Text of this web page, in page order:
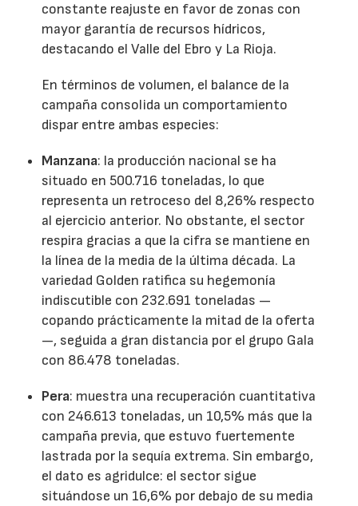
constante reajuste en favor de zonas con
mayor garantía de recursos hídricos,
destacando el Valle del Ebro y La Rioja.
En términos de volumen, el balance de la
campaña consolida un comportamiento
dispar entre ambas especies:
Manzana: la producción nacional se ha
situado en 500.716 toneladas, lo que
representa un retroceso del 8,26% respecto
al ejercicio anterior. No obstante, el sector
respira gracias a que la cifra se mantiene en
la línea de la media de la última década. La
variedad Golden ratifica su hegemonía
indiscutible con 232.691 toneladas —
copando prácticamente la mitad de la oferta
—, seguida a gran distancia por el grupo Gala
con 86.478 toneladas.
Pera: muestra una recuperación cuantitativa
con 246.613 toneladas, un 10,5% más que la
campaña previa, que estuvo fuertemente
lastrada por la sequía extrema. Sin embargo,
el dato es agridulce: el sector sigue
situándose un 16,6% por debajo de su media